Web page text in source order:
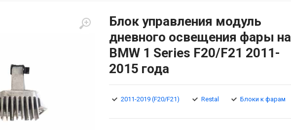
Блок управления модуль
дневного освещения фары на
BMW 1 Series F20/F21 2011-
2015 года
2011-2019 (F20/F21) Restal Блоки к фарам